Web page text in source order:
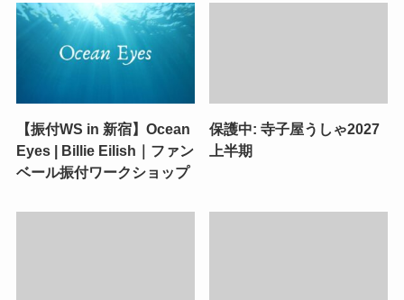
【振付WS in 新宿】Ocean
Eyes | Billie Eilish｜ファン
ベール振付ワークショップ
保護中: 寺子屋うしゃ2027
上半期